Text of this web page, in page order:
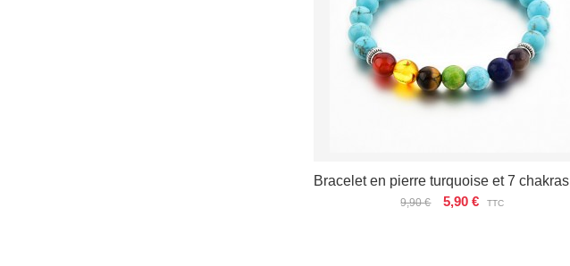
Bracelet en pierre turquoise et 7 chakras
9,90 € 5,90 € TTC